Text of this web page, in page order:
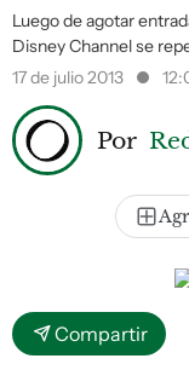
Luego de agotar
Disney Channel se
17 de julio 2013
Por
Compartir